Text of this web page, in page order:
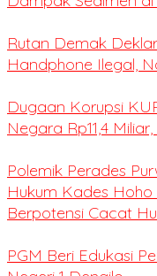
Rutan Demak
Handphone Ilegal,
Dugaan Korupsi
Negara Rp11,4
Polemik Perades
Hukum Kades
Berpotensi Cacat
PGM Beri Edukasi